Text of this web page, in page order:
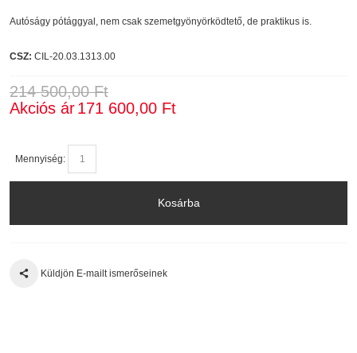
Autóságy pótággyal, nem csak szemetgyönyörködtető, de praktikus is.
CSZ: CIL-20.03.1313.00
214 500,00 Ft
Akciós ár171 600,00 Ft
Mennyiség:
Kosárba
Küldjön E-mailt ismerőseinek